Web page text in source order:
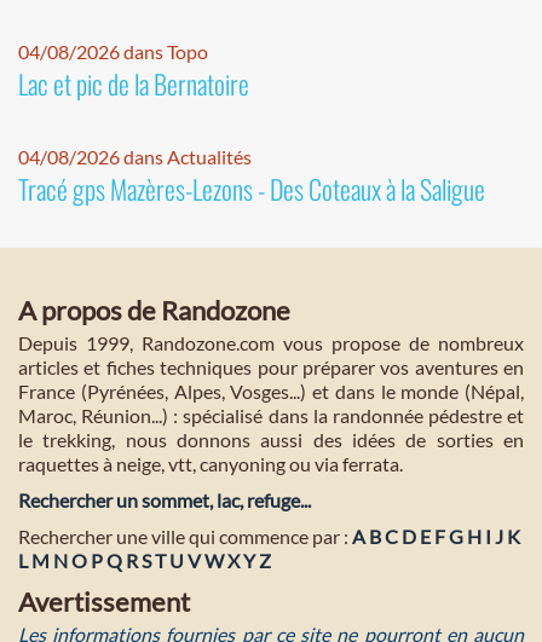
04/08/2026 dans Topo
Lac et pic de la Bernatoire
04/08/2026 dans Actualités
Tracé gps Mazères-Lezons - Des Coteaux à la Saligue
A propos de Randozone
Depuis 1999, Randozone.com vous propose de nombreux
articles et fiches techniques pour préparer vos aventures en
France (Pyrénées, Alpes, Vosges...) et dans le monde (Népal,
Maroc, Réunion...) : spécialisé dans la randonnée pédestre et
le trekking, nous donnons aussi des idées de sorties en
raquettes à neige, vtt, canyoning ou via ferrata.
Rechercher un sommet, lac, refuge...
Rechercher une ville qui commence par : A BC D E FG H I J K
L M NO PQ RST U VWXYZ
Avertissement
Les informations fournies par ce site ne pourront en aucun